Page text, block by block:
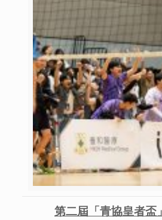
第二屆「青協皇者盃